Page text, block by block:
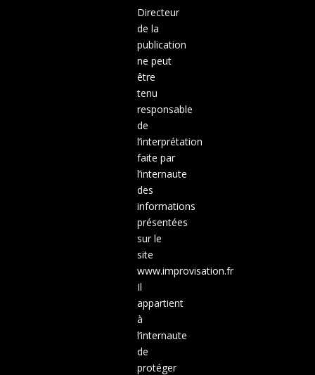
Directeur
de la
publication
ne peut
être
tenu
responsable
de
l’interprétation
faite par
l’internaute
des
informations
présentées
sur le
site
www.improvisation.fr
Il
appartient
à
l’internaute
de
protéger